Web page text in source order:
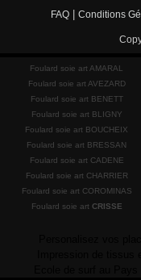
FAQ Conditions
Foulard soie art AMARAL
Foulard soie art AVEZARD
Foulard soie art BENETT
Foulard soie art BLIGNY
Foulard soie art BOUCHEIX
Foulard soie art BRESSAN
Foulard soie art CADENE
Foulard soie art CHARRIER
Foulard soie art COROMINAS
Foulard soie art CRISSE